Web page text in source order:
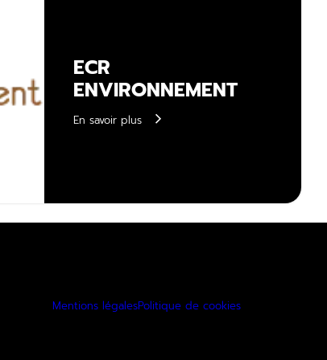
ECR
ENVIRONNEMENT
En savoir plus
Mentions légalesPolitique de cookies